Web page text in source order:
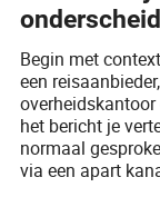
Begin met
een
het bericht je
normaal
via een apart